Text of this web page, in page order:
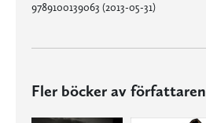
9789100139063 (2013-05-31)
Fler böcker av författaren